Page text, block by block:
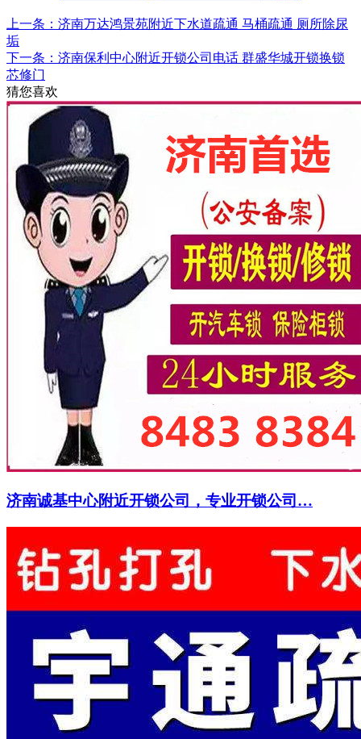
上一条：济南万达鸿景苑附近下水道疏通 马桶疏通 厕所除尿
垢
下一条：济南保利中心附近开锁公司电话 群盛华城开锁换锁
芯修门
猜您喜欢
济南诚基中心附近开锁公司，专业开锁公司…